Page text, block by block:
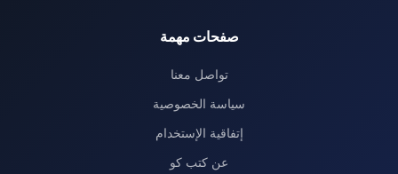
صفحات مهمة
تواصل معنا
سياسة الخصوصية
إتفاقية الإستخدام
عن كتب كو